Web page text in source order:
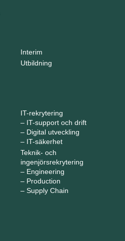
Interim
Utbildning
IT-rekrytering
– IT-support och drift
– Digital utveckling
– IT-säkerhet
Teknik- och
ingenjörsrekrytering
– Engineering
– Production
– Supply Chain